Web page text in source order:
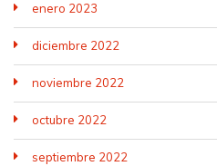
enero 2023
diciembre 2022
noviembre 2022
octubre 2022
septiembre 2022